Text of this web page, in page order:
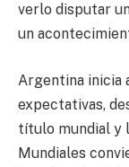
verlo disputar
un
Argentina inicia
expectativas,
título mundial y
Mundiales